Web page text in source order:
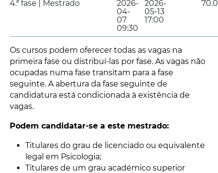
4.ª fase | Mestrado
2026-
04-
07
09:30
2026-
05-13
17:00
Os cursos podem oferecer todas as vagas na
primeira fase ou distribuí-las por fase. As vagas não
ocupadas numa fase transitam para a fase
seguinte. A abertura da fase seguinte de
candidatura está condicionada à existência de
vagas.
Podem candidatar-se a este mestrado:
Titulares do grau de licenciado ou equivalente
legal em Psicologia;
Titulares de um grau académico superior